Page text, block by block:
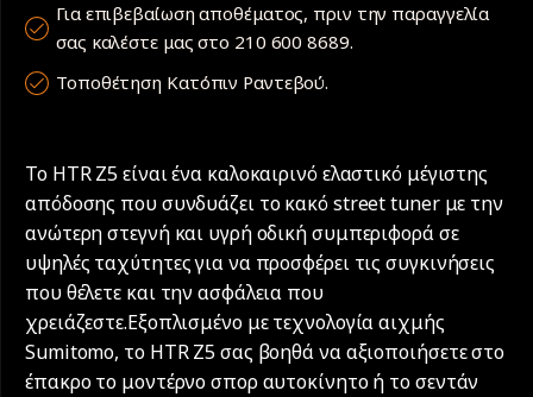
Για επιβεβαίωση αποθέματος, πριν την παραγγελία
σας καλέστε μας στο 210 600 8689.
Τοποθέτηση Κατόπιν Ραντεβού.
Το HTR Z5 είναι ένα καλοκαιρινό ελαστικό μέγιστης
απόδοσης που συνδυάζει το κακό street tuner με την
ανώτερη στεγνή και υγρή οδική συμπεριφορά σε
υψηλές ταχύτητες για να προσφέρει τις συγκινήσεις
που θέλετε και την ασφάλεια που
χρειάζεστε.Εξοπλισμένο με τεχνολογία αιχμής
Sumitomo, το HTR Z5 σας βοηθά να αξιοποιήσετε στο
έπακρο το μοντέρνο σπορ αυτοκίνητο ή το σεντάν